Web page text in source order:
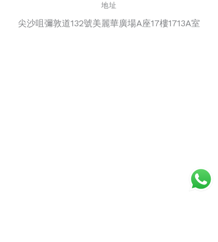
地址
尖沙咀彌敦道132號美麗華廣場A座17樓1713A室